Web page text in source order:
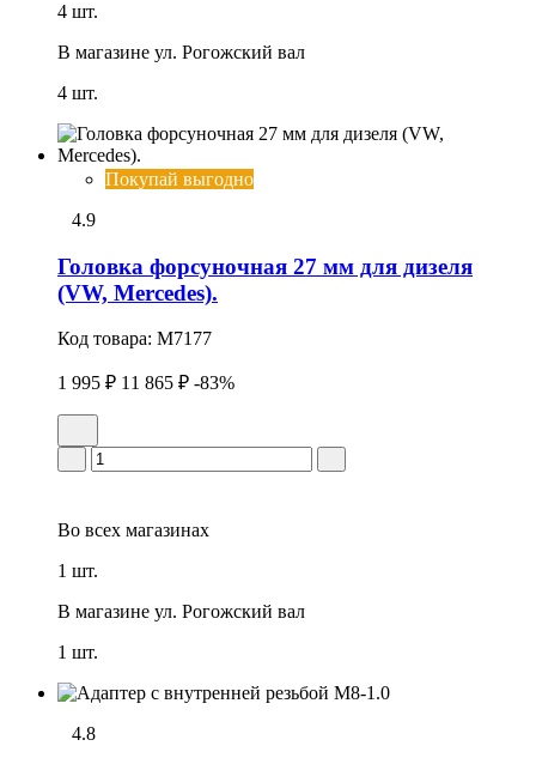
4 шт.
В магазине ул. Рогожский вал
4 шт.
Покупай выгодно
4.9
Головка фоpсуночная 27 мм для дизеля
(VW, Mercedes).
Код товара: M7177
1 995 ₽ 11 865 ₽ -83%
Во всех магазинах
1 шт.
В магазине ул. Рогожский вал
1 шт.
4.8